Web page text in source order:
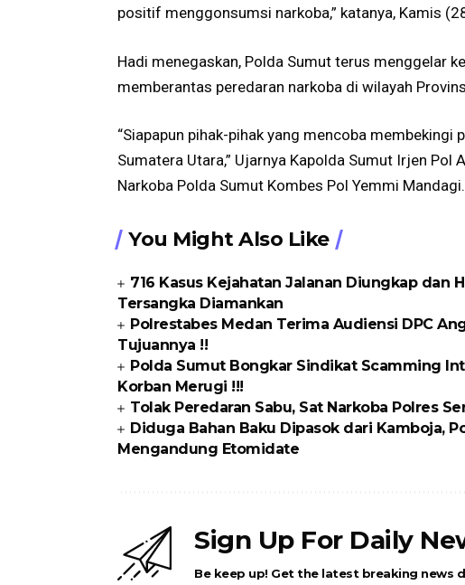
positif menggonsumsi narkoba,” katanya, Kamis
Hadi menegaskan, Polda Sumut terus menggelar
memberantas peredaran narkoba di wilayah
“Siapapun pihak-pihak yang mencoba
Sumatera Utara,” Ujarnya Kapolda Sumut Irjen
Narkoba Polda Sumut Kombes Pol Yemmi
You Might Also Like
716 Kasus Kejahatan Jalanan Diungkap dan
Tersangka Diamankan
Polrestabes Medan Terima Audiensi DPC
Tujuannya !!
Polda Sumut Bongkar Sindikat Scamming
Korban Merugi !!!
Tolak Peredaran Sabu, Sat Narkoba Polres
Diduga Bahan Baku Dipasok dari Kamboja,
Mengandung Etomidate
Sign Up For Daily
Be keep up! Get the latest breaking news